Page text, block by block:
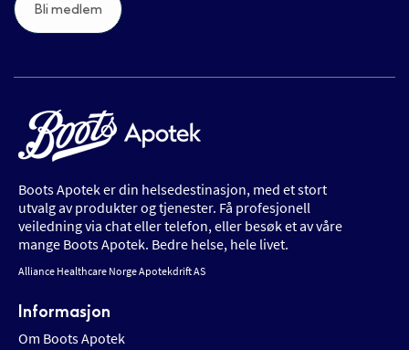
Bli medlem
Boots Apotek er din helsedestinasjon, med et stort
utvalg av produkter og tjenester. Få profesjonell
veiledning via chat eller telefon, eller besøk et av våre
mange Boots Apotek. Bedre helse, hele livet.
Alliance Healthcare Norge Apotekdrift AS
Informasjon
Om Boots Apotek